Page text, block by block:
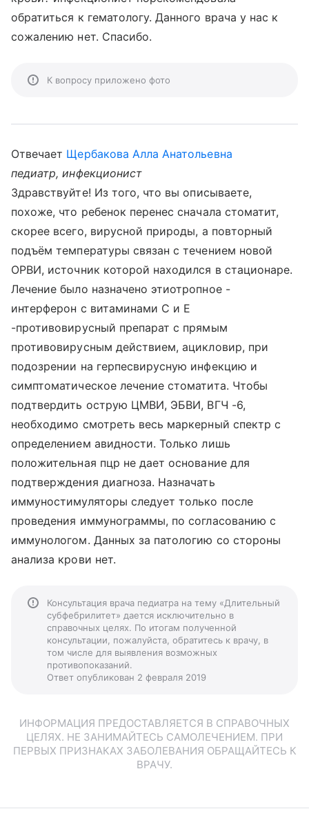
обратиться к гематологу. Данного врача у нас к
сожалению нет. Спасибо.
К вопросу приложено фото
Отвечает Щербакова Алла Анатольевна
педиатр, инфекционист
Здравствуйте! Из того, что вы описываете,
похоже, что ребенок перенес сначала стоматит,
скорее всего, вирусной природы, а повторный
подъём температуры связан с течением новой
ОРВИ, источник которой находился в стационаре.
Лечение было назначено этиотропное -
интерферон с витаминами С и Е
-противовирусный препарат с прямым
противовирусным действием, ацикловир, при
подозрении на герпесвирусную инфекцию и
симптоматическое лечение стоматита. Чтобы
подтвердить острую ЦМВИ, ЭБВИ, ВГЧ -6,
необходимо смотреть весь маркерный спектр с
определением авидности. Только лишь
положительная пцр не дает основание для
подтверждения диагноза. Назначать
иммуностимуляторы следует только после
проведения иммунограммы, по согласованию с
иммунологом. Данных за патологию со стороны
анализа крови нет.
Консультация врача педиатра на тему «Длительный
субфебрилитет» дается исключительно в
справочных целях. По итогам полученной
консультации, пожалуйста, обратитесь к врачу, в
том числе для выявления возможных
противопоказаний.
Ответ опубликован 2 февраля 2019
ИНФОРМАЦИЯ ПРЕДОСТАВЛЯЕТСЯ В СПРАВОЧНЫХ
ЦЕЛЯХ. НЕ ЗАНИМАЙТЕСЬ САМОЛЕЧЕНИЕМ. ПРИ
ПЕРВЫХ ПРИЗНАКАХ ЗАБОЛЕВАНИЯ ОБРАЩАЙТЕСЬ К
ВРАЧУ.